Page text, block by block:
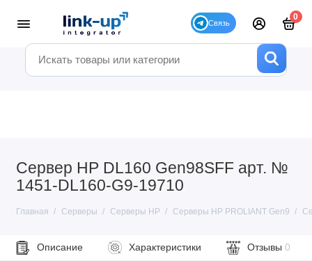
0
Сервер HP DL160 Gen98SFF арт. №
1451-DL160-G9-19710
Главная Серверы Серверы HP Серверы HP PROLIANT Gen9
Описание Характеристики Отзывы 0